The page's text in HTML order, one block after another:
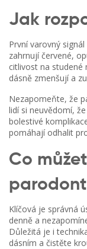
Jak
První varovný
zahrnují červené,
citlivost na studené
dásně zmenšují a
Nezapomeňte, že
lidí si neuvědomí,
bolestivé
pomáhají odhalit
Co
Klíčová je správná
denně a
Důležitá je i
dásním a čistěte